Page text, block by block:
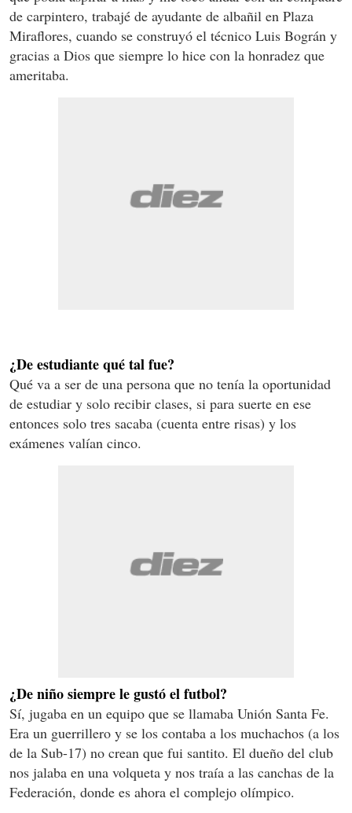
de carpintero, trabajé de ayudante de albañil en Plaza
Miraflores, cuando se construyó el técnico Luis Bográn y
gracias a Dios que siempre lo hice con la honradez que
ameritaba.
¿De estudiante qué tal fue?
Qué va a ser de una persona que no tenía la oportunidad
de estudiar y solo recibir clases, si para suerte en ese
entonces solo tres sacaba (cuenta entre risas) y los
exámenes valían cinco.
¿De niño siempre le gustó el futbol?
Sí, jugaba en un equipo que se llamaba Unión Santa Fe.
Era un guerrillero y se los contaba a los muchachos (a los
de la Sub-17) no crean que fui santito. El dueño del club
nos jalaba en una volqueta y nos traía a las canchas de la
Federación, donde es ahora el complejo olímpico.